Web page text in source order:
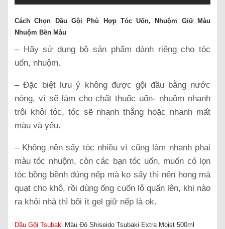
Cách Chọn Dầu Gội Phù Hợp Tóc Uốn, Nhuộm Giữ Màu
Nhuộm Bền Màu
– Hãy sử dụng bộ sản phẩm dành riêng cho tóc
uốn, nhuộm.
– Đặc biệt lưu ý không được gội đầu bằng nước
nóng, vì sẽ làm cho chất thuốc uốn- nhuộm nhanh
trôi khỏi tóc, tóc sẽ nhanh thẳng hoặc nhanh mất
màu và yếu.
– Không nên sấy tóc nhiều vì cũng làm nhanh phai
màu tóc nhuộm, còn các bạn tóc uốn, muốn có lọn
tóc bồng bềnh đúng nếp mà ko sấy thì nên hong mà
quạt cho khô, rồi dùng ống cuốn lô quấn lên, khi nào
ra khỏi nhà thì bôi ít gel giữ nếp là ok.
Dầu Gội Tsubaki Màu Đỏ Shiseido Tsubaki Extra Moist 500ml